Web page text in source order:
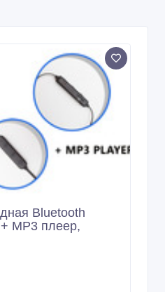
Bluetooth
MP3 плеер,